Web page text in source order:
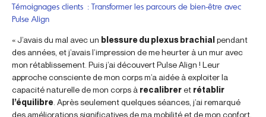
Témoignages clients : Transformer les parcours de bien-être avec
Pulse Align
« J’avais du mal avec un blessure du plexus brachialpendant
des années, et j’avais l’impression de me heurter à un mur avec
mon rétablissement. Puis j’ai découvert Pulse Align ! Leur
approche consciente de mon corps m’a aidée à exploiter la
capacité naturelle de mon corps à recalibreret rétablir
l’équilibre . Après seulement quelques séances, j’ai remarqué
des améliorations significatives de ma mobilité et de mon confort.